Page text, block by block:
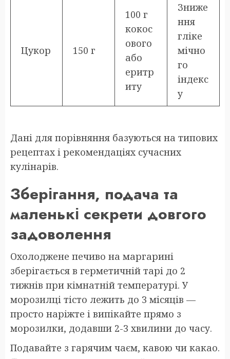
Цукор 150 г
100 г
кокос
ового
або
еритр
иту
Зниже
ння
гліке
мічно
го
індекс
у
Дані для порівняння базуються на типових
рецептах і рекомендаціях сучасних
кулінарів.
Зберігання, подача та
маленькі секрети довгого
задоволення
Охолоджене печиво на маргарині
зберігається в герметичній тарі до 2
тижнів при кімнатній температурі. У
морозилці тісто лежить до 3 місяців —
просто наріжте і випікайте прямо з
морозилки, додавши 2-3 хвилини до часу.
Подавайте з гарячим чаєм, кавою чи какао.